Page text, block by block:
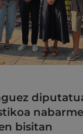
bisitan